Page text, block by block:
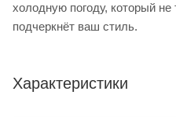
холодную погоду, который не
подчеркнёт ваш стиль.
Характеристики